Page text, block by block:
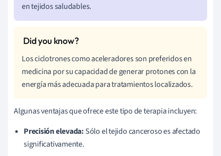
en tejidos saludables.
Los ciclotrones como aceleradores son preferidos en
medicina por su capacidad de generar protones con la
energía más adecuada para tratamientos localizados.
Algunas ventajas que ofrece este tipo de terapia incluyen:
Precisión elevada: Sólo el tejido canceroso es afectado
significativamente.